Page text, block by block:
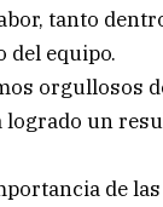
tanto
del equipo.
orgullosos
un
de